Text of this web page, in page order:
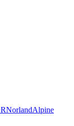
NorlandAlpine